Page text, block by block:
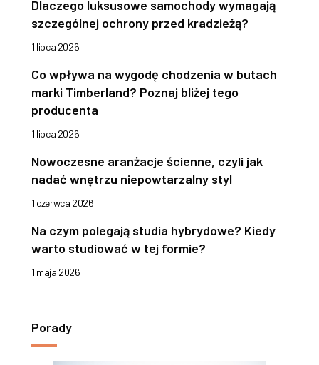
Dlaczego luksusowe samochody wymagają
szczególnej ochrony przed kradzieżą?
1 lipca 2026
Co wpływa na wygodę chodzenia w butach
marki Timberland? Poznaj bliżej tego
producenta
1 lipca 2026
Nowoczesne aranżacje ścienne, czyli jak
nadać wnętrzu niepowtarzalny styl
1 czerwca 2026
Na czym polegają studia hybrydowe? Kiedy
warto studiować w tej formie?
1 maja 2026
Porady